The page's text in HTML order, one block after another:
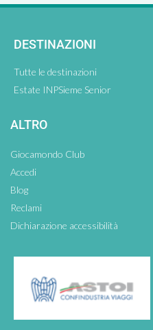
DESTINAZIONI
Tutte le destinazioni
Estate INPSieme Senior
ALTRO
Giocamondo Club
Accedi
Blog
Reclami
Dichiarazione accessibilità